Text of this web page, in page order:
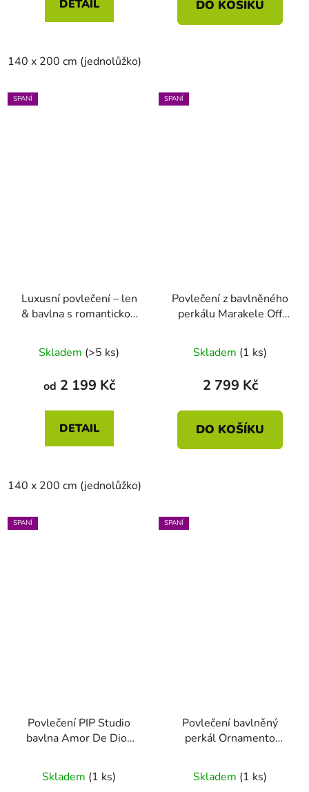
DETAIL
140 x 200 cm (jednolůžko)
DO KOŠÍKU
SPANÍ
Luxusní povlečení – len
& bavlna s romantickou
hodnocení
produktu
5,0
z
Skladem (>5 ks)
od 2 199 Kč
DETAIL
140 x 200 cm (jednolůžko)
SPANÍ
Povlečení z bavlněného
perkálu Marakele Off
70x90
Skladem (1 ks)
2 799 Kč
DO KOŠÍKU
SPANÍ
Povlečení PIP Studio
bavlna Amor De Dios
70 x 90
Skladem (1 ks)
SPANÍ
Povlečení bavlněný
perkál Ornamento
70 x 90
Skladem (1 ks)